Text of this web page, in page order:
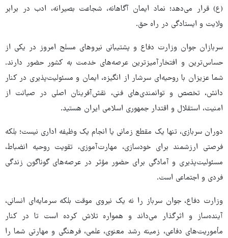
(ع) قرار می‌دهد؛ نماد ایمان آگاهانه، شجاعت بصیرانه، ادب در برابر
ولایت و ایستادگی در راه حق.
سربازان جوان وزارت دفاع و پشتیبانی نیروهای مسلح امروز در یکی از
حساس‌ترین و افتخارآمیزترین عرصه‌های خدمت به کشور حضور دارند.
شما عزیزان با روحیه‌ای سرشار از انگیزه، ایمان و مسئولیت‌پذیری در کنار
دانش، تخصص و توانمندی‌های فنی، نقش‌آفرینان اصلی در صیانت از
امنیت، استقلال و اقتدار جمهوری اسلامی ایران هستید.
دوران سربازی، تنها یک مقطع زمانی یا انجام یک وظیفه اداری نیست؛ بلکه
فرصتی ارزشمند برای خودسازی، مهارت‌آموزی، تقویت روحیه انضباط،
مسئولیت‌پذیری و آمادگی برای حضور مؤثر در عرصه‌های گوناگون زندگی
فردی و اجتماعی است.
وزارت دفاع، جوان سرباز را نه یک نیروی موقت بلکه سرمایه‌ای انسانی،
آینده‌ساز و اثرگذار می‌داند و همواره تلاش کرده است تا در کنار
مأموریت‌های دفاعی، زمینه رشد معنوی، علمی، فرهنگی و مهارتی شما را